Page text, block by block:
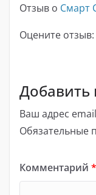
Отзыв о Смарт
Оцените отзыв:
Добавить
Ваш адрес
Обязательные
Комментарий *